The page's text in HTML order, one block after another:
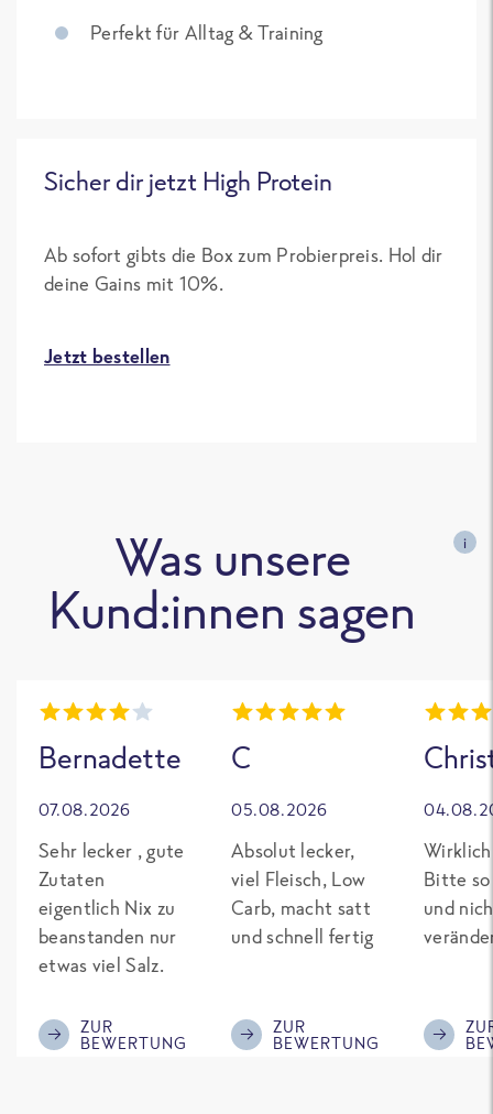
Perfekt für Alltag & Training
Sicher dir jetzt High Protein
Ab sofort gibts die Box zum Probierpreis. Hol dir
deine Gains mit 10%.
Jetzt bestellen
Was unsere
Kund:innen sagen
i
Bernadette
07.08.2026
Sehr lecker , gute
Zutaten
eigentlich Nix zu
beanstanden nur
etwas viel Salz.
ZUR
BEWERTUNG
C
05.08.2026
Absolut lecker,
viel Fleisch, Low
Carb, macht satt
und schnell fertig
ZUR
BEWERTUNG
Bitte so
und